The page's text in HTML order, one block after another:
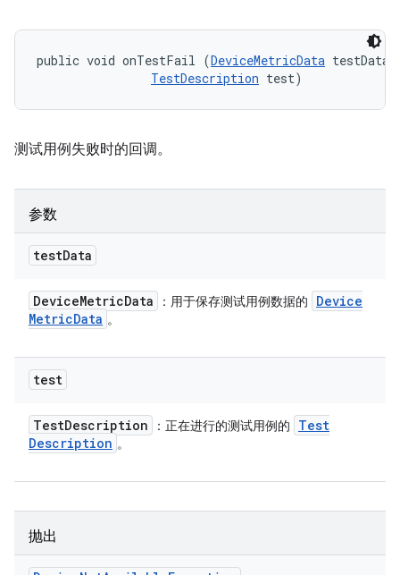
public void onTestFail (DeviceMetricData
TestDescription test)
测试用例失败时的回调。
参数
testData
DeviceMetricData ：用于保存测试用例数据的
Device
MetricData 。
test
TestDescription ：正在进行的测试用例的
Test
Description 。
抛出